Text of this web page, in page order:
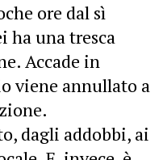
ore dal sì
ha una tresca
Accade in
viene annullato a
dagli addobbi, ai